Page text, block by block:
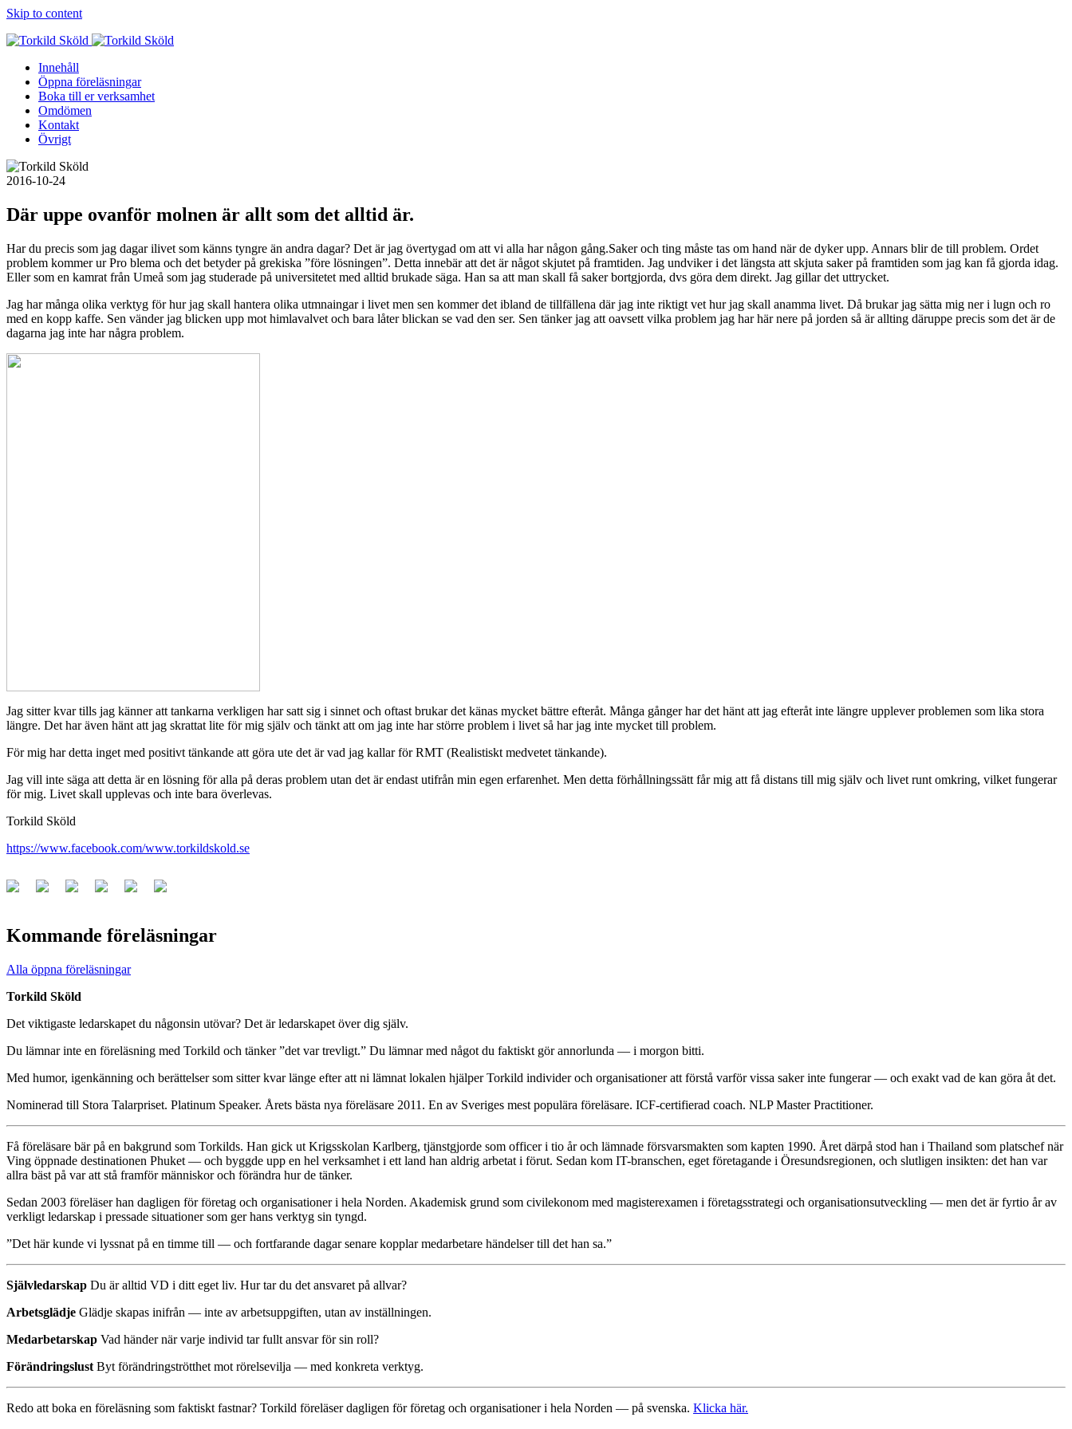
Skip to content
Innehåll
Öppna föreläsningar
Boka till er verksamhet
Omdömen
Kontakt
Övrigt
2016-10-24
Där uppe ovanför molnen är allt som det alltid är.
Har du precis som jag dagar ilivet som känns tyngre än andra dagar? Det är jag övertygad om att vi alla har någon gång.Saker och ting måste tas om hand när de dyker upp. Annars blir de till problem. Ordet
problem kommer ur Pro blema och det betyder på grekiska ”före lösningen”. Detta innebär att det är något skjutet på framtiden. Jag undviker i det längsta att skjuta saker på framtiden som jag kan få gjorda idag.
Eller som en kamrat från Umeå som jag studerade på universitetet med alltid brukade säga. Han sa att man skall få saker bortgjorda, dvs göra dem direkt. Jag gillar det uttrycket.
Jag har många olika verktyg för hur jag skall hantera olika utmnaingar i livet men sen kommer det ibland de tillfällena där jag inte riktigt vet hur jag skall anamma livet. Då brukar jag sätta mig ner i lugn och ro
med en kopp kaffe. Sen vänder jag blicken upp mot himlavalvet och bara låter blickan se vad den ser. Sen tänker jag att oavsett vilka problem jag har här nere på jorden så är allting däruppe precis som det är de
dagarna jag inte har några problem.
Jag sitter kvar tills jag känner att tankarna verkligen har satt sig i sinnet och oftast brukar det känas mycket bättre efteråt. Många gånger har det hänt att jag efteråt inte längre upplever problemen som lika stora
längre. Det har även hänt att jag skrattat lite för mig själv och tänkt att om jag inte har större problem i livet så har jag inte mycket till problem.
För mig har detta inget med positivt tänkande att göra ute det är vad jag kallar för RMT (Realistiskt medvetet tänkande).
Jag vill inte säga att detta är en lösning för alla på deras problem utan det är endast utifrån min egen erfarenhet. Men detta förhållningssätt får mig att få distans till mig själv och livet runt omkring, vilket fungerar
för mig. Livet skall upplevas och inte bara överlevas.
Torkild Sköld
https://www.facebook.com/www.torkildskold.se
Kommande föreläsningar
Alla öppna föreläsningar
Torkild Sköld
Det viktigaste ledarskapet du någonsin utövar? Det är ledarskapet över dig själv.
Du lämnar inte en föreläsning med Torkild och tänker ”det var trevligt.” Du lämnar med något du faktiskt gör annorlunda — i morgon bitti.
Med humor, igenkänning och berättelser som sitter kvar länge efter att ni lämnat lokalen hjälper Torkild individer och organisationer att förstå varför vissa saker inte fungerar — och exakt vad de kan göra åt det.
Nominerad till Stora Talarpriset. Platinum Speaker. Årets bästa nya föreläsare 2011. En av Sveriges mest populära föreläsare. ICF-certifierad coach. NLP Master Practitioner.
Få föreläsare bär på en bakgrund som Torkilds. Han gick ut Krigsskolan Karlberg, tjänstgjorde som officer i tio år och lämnade försvarsmakten som kapten 1990. Året därpå stod han i Thailand som platschef när
Ving öppnade destinationen Phuket — och byggde upp en hel verksamhet i ett land han aldrig arbetat i förut. Sedan kom IT-branschen, eget företagande i Öresundsregionen, och slutligen insikten: det han var
allra bäst på var att stå framför människor och förändra hur de tänker.
Sedan 2003 föreläser han dagligen för företag och organisationer i hela Norden. Akademisk grund som civilekonom med magisterexamen i företagsstrategi och organisationsutveckling — men det är fyrtio år av
verkligt ledarskap i pressade situationer som ger hans verktyg sin tyngd.
”Det här kunde vi lyssnat på en timme till — och fortfarande dagar senare kopplar medarbetare händelser till det han sa.”
Självledarskap Du är alltid VD i ditt eget liv. Hur tar du det ansvaret på allvar?
Arbetsglädje Glädje skapas inifrån — inte av arbetsuppgiften, utan av inställningen.
Medarbetarskap Vad händer när varje individ tar fullt ansvar för sin roll?
Förändringslust Byt förändringströtthet mot rörelsevilja — med konkreta verktyg.
Redo att boka en föreläsning som faktiskt fastnar? Torkild föreläser dagligen för företag och organisationer i hela Norden — på svenska. Klicka här.